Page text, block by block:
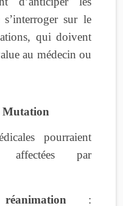
sur le
qui doivent
au médecin ou
Mutation
pourraient
affectées par
: